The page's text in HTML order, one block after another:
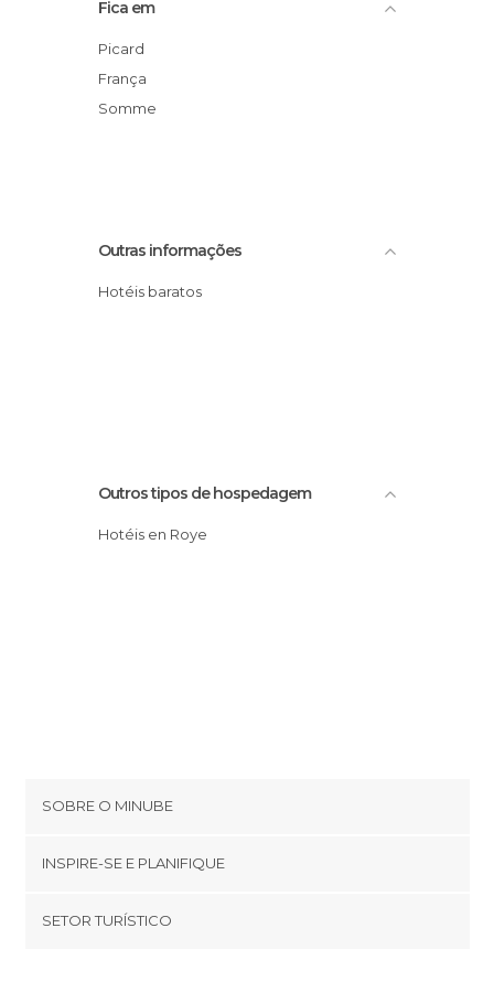
Fica em
Picard
França
Somme
Outras informações
Hotéis baratos
Outros tipos de hospedagem
Hotéis en Roye
SOBRE O MINUBE
Términos e Condições
INSPIRE-SE E PLANIFIQUE
footer@item_discovertips_anchor
SETOR TURÍSTICO